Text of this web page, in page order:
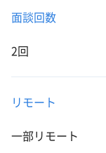
面談回数
2回
リモート
一部リモート